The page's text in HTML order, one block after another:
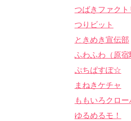
つばきファクト
つりビット
ときめき宣伝部
ふわふわ（原宿
ぷちぱすぽ☆
まねきケチャ
ももいろクロー
ゆるめるモ！